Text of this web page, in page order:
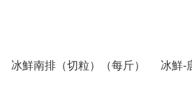
冰鮮南排（切粒）（每斤） 冰鮮-